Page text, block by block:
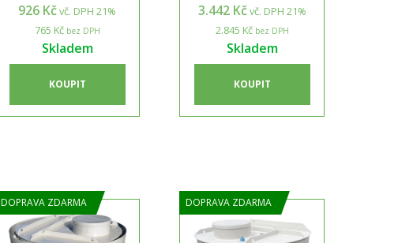
926 Kčvč. DPH 21%
765 Kčbez DPH
Skladem
KOUPIT
3.442 Kčvč. DPH 21%
2.845 Kčbez DPH
Skladem
KOUPIT
DOPRAVA ZDARMA DOPRAVA ZDARMA